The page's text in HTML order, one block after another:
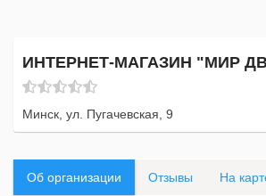
ИНТЕРНЕТ-МАГАЗИН "МИР
Минск, ул. Пугачевская, 9
Об организации Отзывы На